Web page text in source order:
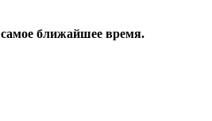
ближайшее время.